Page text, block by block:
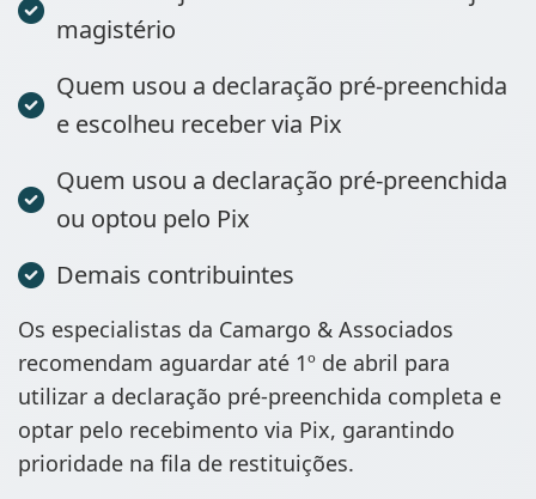
magistério
Quem usou a declaração pré-preenchida
e escolheu receber via Pix
Quem usou a declaração pré-preenchida
ou optou pelo Pix
Demais contribuintes
Os especialistas da Camargo & Associados
recomendam aguardar até 1º de abril para
utilizar a declaração pré-preenchida completa e
optar pelo recebimento via Pix, garantindo
prioridade na fila de restituições.